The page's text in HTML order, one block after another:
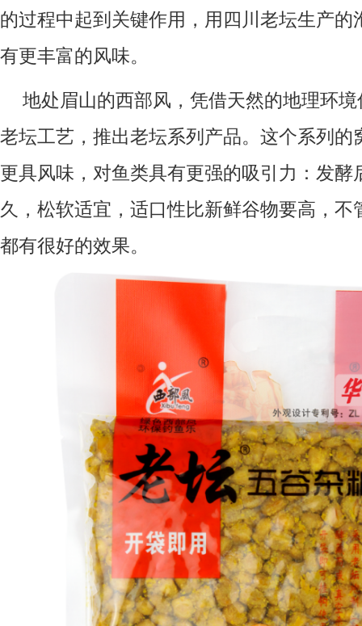
的过程中起到关键作用，用四川老坛生产的
有更丰富的风味。
地处眉山的西部风，凭借天然的地理环
老坛工艺，推出老坛系列产品。这个系列的
更具风味，对鱼类具有更强的吸引力：发酵
久，松软适宜，适口性比新鲜谷物要高，不
都有很好的效果。